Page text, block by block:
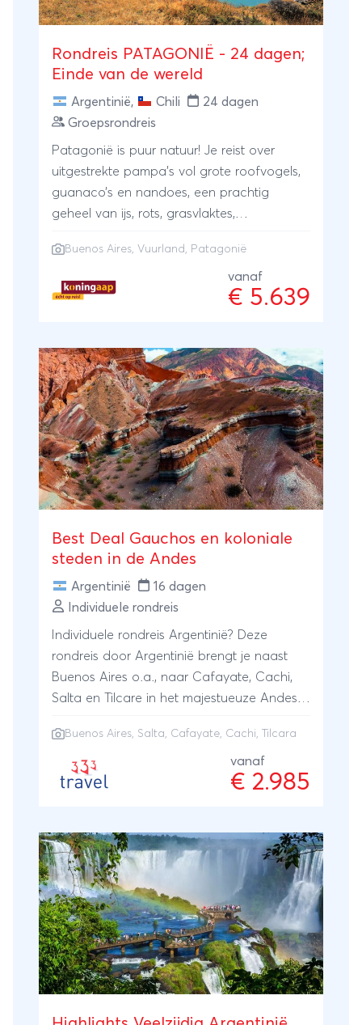
Rondreis PATAGONIË - 24 dagen;
Einde van de wereld
Argentinië, Chili
24 dagen
Groepsrondreis
Patagonië is puur natuur! Je reist over
uitgestrekte pampa’s vol grote roofvogels,
guanaco’s en nandoes, een prachtig
geheel van ijs, rots, grasvlaktes,
hartelijke bevolking. Op deze rondreis door
Patagonië zul je vanuit de Argentijnse
hoofdstad Buenos Aires afdalen naar
Wereld’!
Buenos Aires, Vuurland, Patagonië
vanaf
€ 5.639
Best Deal Gauchos en koloniale
steden in de Andes
Argentinië
16 dagen
Individuele rondreis
Individuele rondreis Argentinië? Deze
rondreis door Argentinië brengt je naast
Buenos Aires o.a., naar Cafayate, Cachi,
Salta en Tilcare in het majestueuze Andes
Buenos Aires, Salta, Cafayate, Cachi, Tilcara
vanaf
€ 2.985